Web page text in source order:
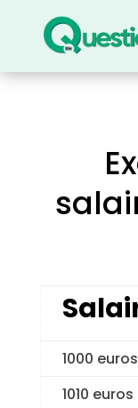
1000
1010